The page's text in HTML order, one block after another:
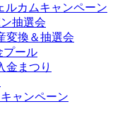
ルカムキャンペーン
抽選会
変換＆抽選会
プール
金まつり
ャンペーン